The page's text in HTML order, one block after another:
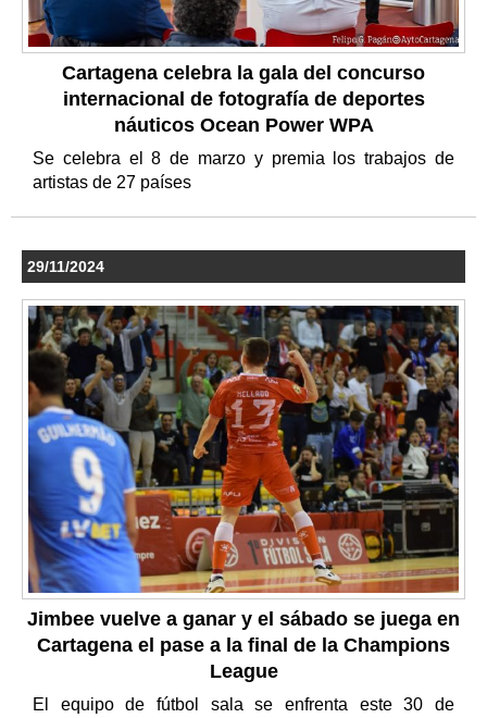
Cartagena celebra la gala del concurso
internacional de fotografía de deportes
náuticos Ocean Power WPA
Se celebra el 8 de marzo y premia los trabajos de
artistas de 27 países
29/11/2024
Jimbee vuelve a ganar y el sábado se juega en
Cartagena el pase a la final de la Champions
League
El equipo de fútbol sala se enfrenta este 30 de